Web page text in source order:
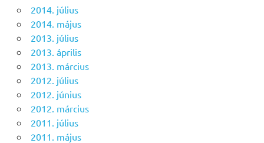
2014. július
2014. május
2013. július
2013. április
2013. március
2012. július
2012. június
2012. március
2011. július
2011. május